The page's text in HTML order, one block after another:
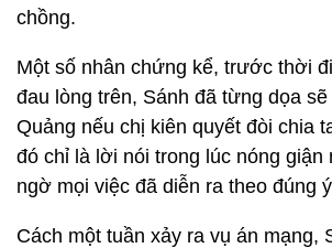
chồng.
Một số nhân chứng kể, trước thời
đau lòng trên, Sánh đã từng dọa
Quảng nếu chị kiên quyết đòi chia
đó chỉ là lời nói trong lúc nóng giận
ngờ mọi việc đã diễn ra theo đúng
Cách một tuần xảy ra vụ án mạng,